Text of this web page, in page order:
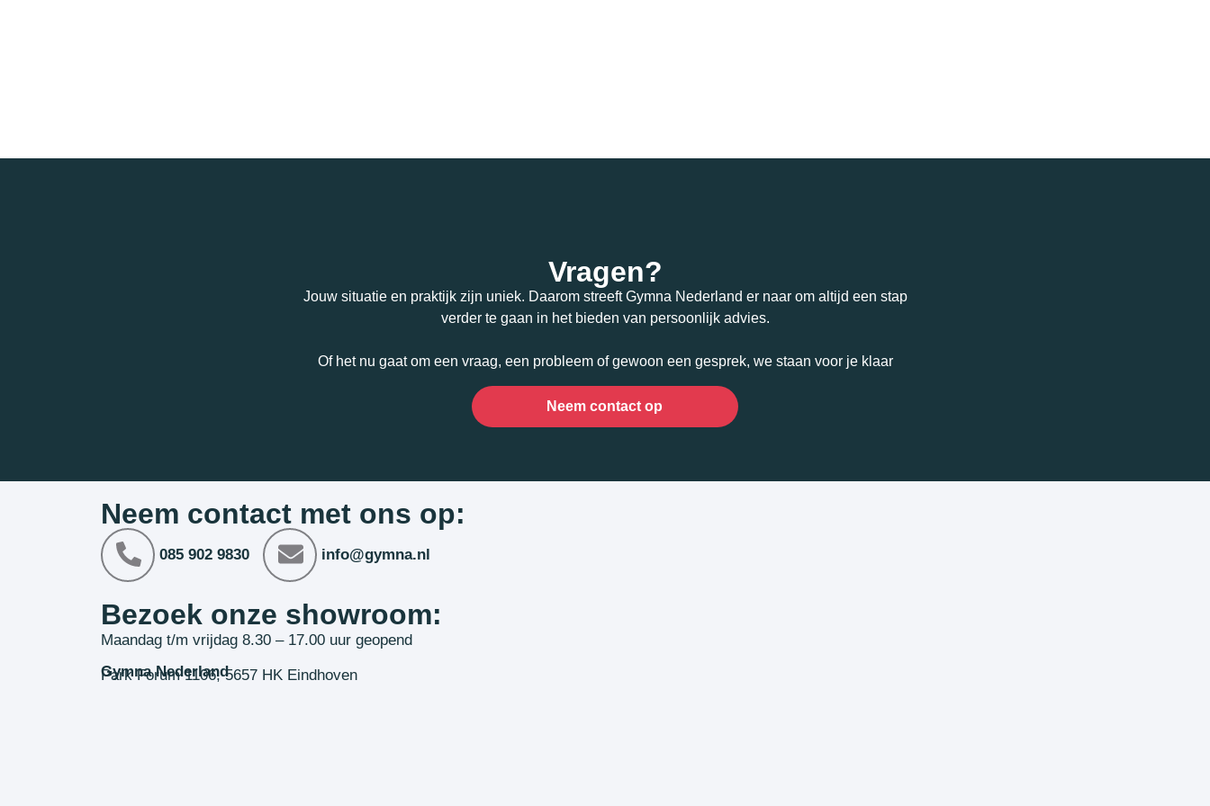
Vragen?
Jouw situatie en praktijk zijn uniek. Daarom streeft Gymna Nederland er naar om altijd een stap
verder te gaan in het bieden van persoonlijk advies.
Of het nu gaat om een vraag, een probleem of gewoon een gesprek, we staan voor je klaar
Neem contact op
Neem contact met ons op:
085 902 9830 info@gymna.nl
Bezoek onze showroom:
Maandag t/m vrijdag 8.30 – 17.00 uur geopend
Gymna Nederland
Park Forum 1106, 5657 HK Eindhoven